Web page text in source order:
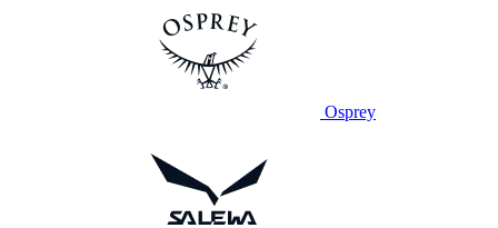
Osprey